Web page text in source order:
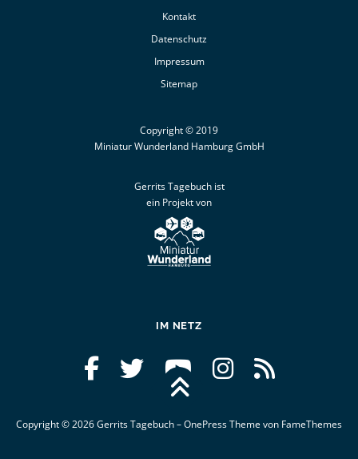
Kontakt
Datenschutz
Impressum
Sitemap
Copyright © 2019
Miniatur Wunderland Hamburg GmbH
Gerrits Tagebuch ist
ein Projekt von
IM NETZ
Copyright © 2026 Gerrits Tagebuch–OnePressTheme von FameThemes